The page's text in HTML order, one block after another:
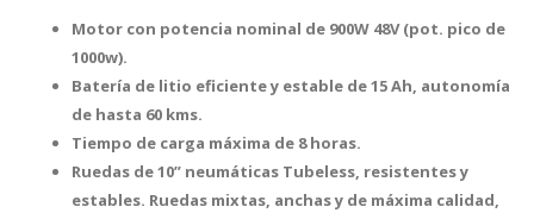
Motor con potencia nominal de 900W 48V (pot. pico de
1000w).
Batería de litio eficiente y estable de 15 Ah, autonomía
de hasta 60 kms.
Tiempo de carga máxima de 8 horas.
Ruedas de 10” neumáticas Tubeless, resistentes y
estables. Ruedas mixtas, anchas y de máxima calidad,